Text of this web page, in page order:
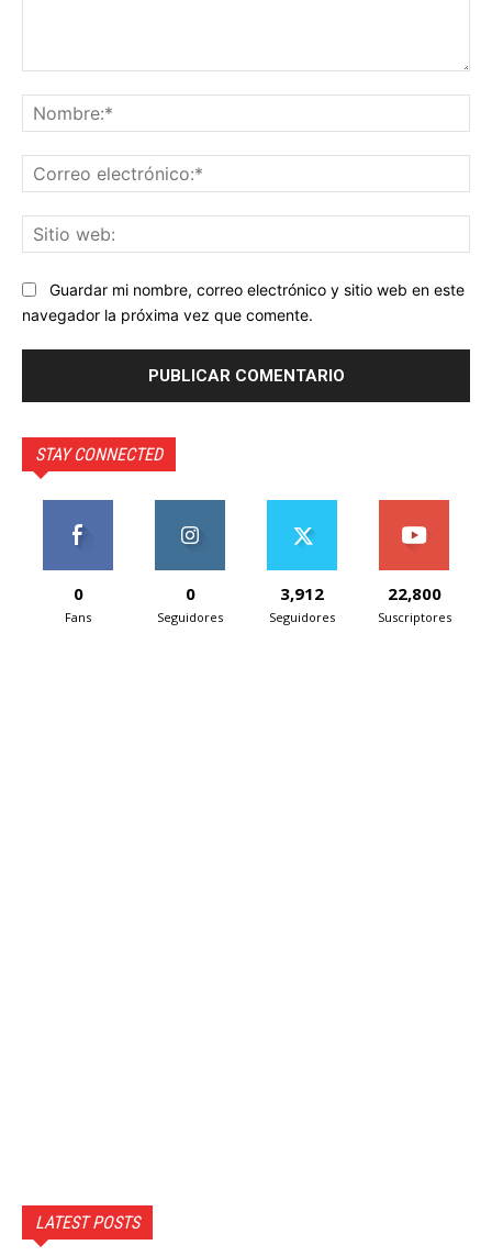
Guardar mi nombre, correo electrónico y sitio web en este
navegador la próxima vez que comente.
STAY CONNECTED
0
Fans
0
Seguidores
3,912
Seguidores
22,800
Suscriptores
LATEST POSTS